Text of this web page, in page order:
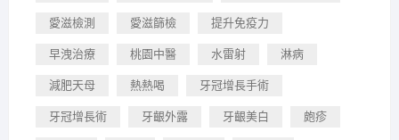
愛滋檢測 愛滋篩檢 提升免疫力
早洩治療 桃園中醫 水雷射 淋病
減肥天母 熱熱喝 牙冠增長手術
牙冠增長術 牙齦外露 牙齦美白 皰疹